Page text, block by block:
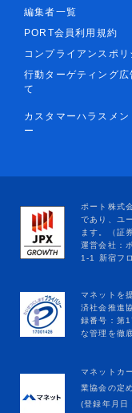
編集者一覧
PORT会員利用規約
コンプライアンスポリ
行動ターゲティング広
て
カスタマーハラスメン
ー
マネットカ
業協会の定
(登録年月